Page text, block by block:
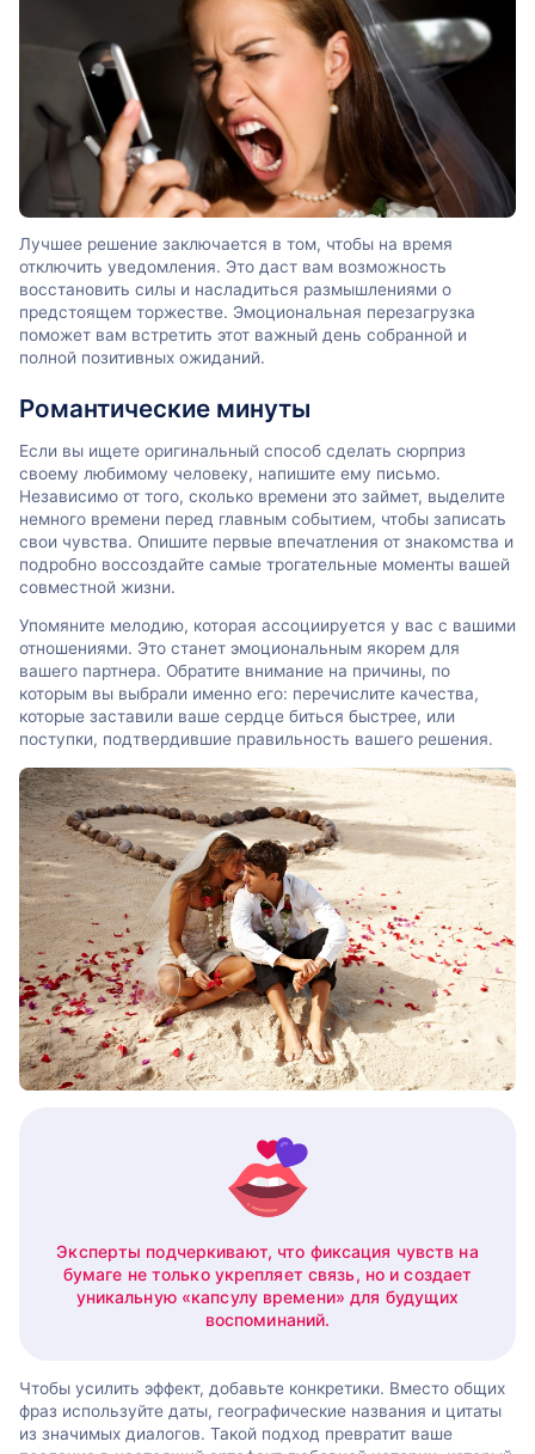
Лучшее решение заключается в том, чтобы на время
отключить уведомления. Это даст вам возможность
восстановить силы и насладиться размышлениями о
предстоящем торжестве. Эмоциональная перезагрузка
поможет вам встретить этот важный день собранной и
полной позитивных ожиданий.
Романтические минуты
Если вы ищете оригинальный способ сделать сюрприз
своему любимому человеку, напишите ему письмо.
Независимо от того, сколько времени это займет, выделите
немного времени перед главным событием, чтобы записать
свои чувства. Опишите первые впечатления от знакомства и
подробно воссоздайте самые трогательные моменты вашей
совместной жизни.
Упомяните мелодию, которая ассоциируется у вас с вашими
отношениями. Это станет эмоциональным якорем для
вашего партнера. Обратите внимание на причины, по
которым вы выбрали именно его: перечислите качества,
которые заставили ваше сердце биться быстрее, или
поступки, подтвердившие правильность вашего решения.
Эксперты подчеркивают, что фиксация чувств на
бумаге не только укрепляет связь, но и создает
уникальную «капсулу времени» для будущих
воспоминаний.
Чтобы усилить эффект, добавьте конкретики. Вместо общих
фраз используйте даты, географические названия и цитаты
из значимых диалогов. Такой подход превратит ваше